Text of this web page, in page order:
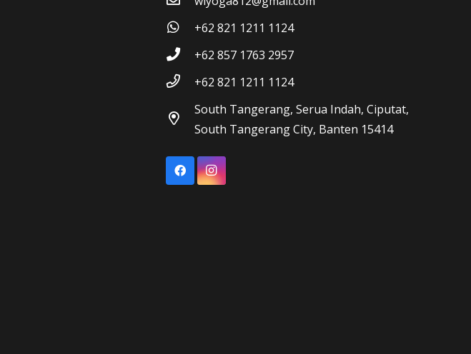
+62 821 1211 1124
+62 857 1763 2957
+62 821 1211 1124
South Tangerang, Serua Indah, Ciputat,
South Tangerang City, Banten 15414